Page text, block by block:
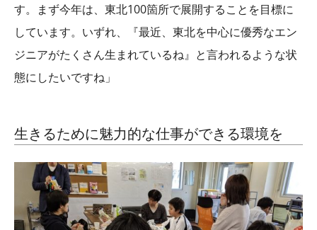
す。まず今年は、東北100箇所で展開することを目標に
しています。いずれ、『最近、東北を中心に優秀なエン
ジニアがたくさん生まれているね』と言われるような状
態にしたいですね」
生きるために魅力的な仕事ができる環境を